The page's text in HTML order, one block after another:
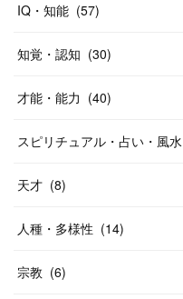
IQ・知能 (57)
知覚・認知 (30)
才能・能力 (40)
スピリチュアル・占い・風水
天才 (8)
人種・多様性 (14)
宗教 (6)